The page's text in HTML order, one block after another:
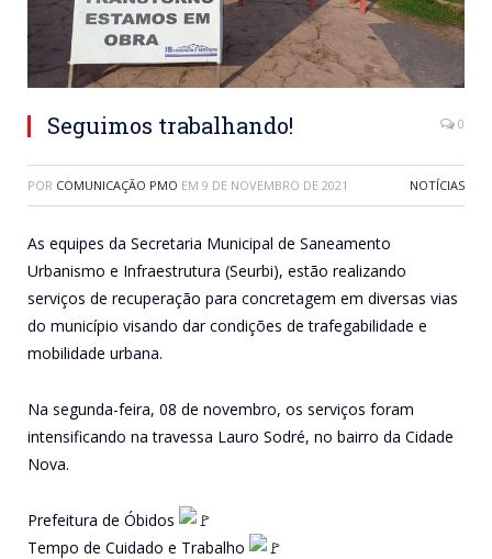
Seguimos trabalhando! 0
POR COMUNICAÇÃO PMO EM 9 DE NOVEMBRO DE 2021 NOTÍCIAS
As equipes da Secretaria Municipal de Saneamento
Urbanismo e Infraestrutura (Seurbi), estão realizando
serviços de recuperação para concretagem em diversas vias
do município visando dar condições de trafegabilidade e
mobilidade urbana.
Na segunda-feira, 08 de novembro, os serviços foram
intensificando na travessa Lauro Sodré, no bairro da Cidade
Nova.
Prefeitura de Óbidos
Tempo de Cuidado e Trabalho